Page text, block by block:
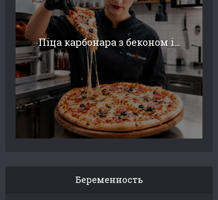
Піца карбонара з беконом і...
Беременность